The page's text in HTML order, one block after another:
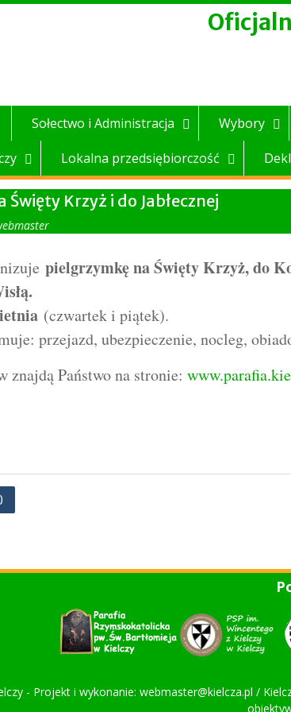
Sołectwo i Administracja Wybory
Lokalna przedsiębiorczość
Krzyż i do Jabłecznej
pielgrzymkę na Święty Krzyż, do
(czwartek i piątek).
przejazd, ubezpieczenie, nocleg,
znajdą Państwo na stronie:
- Projekt i wykonanie: webmaster@kielcza.pl /